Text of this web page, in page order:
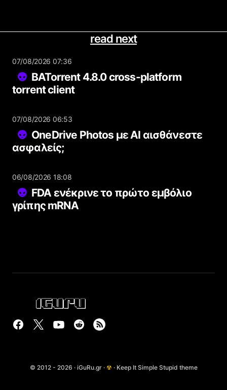
read next
07/08/2026 07:36
BATorrent 4.8.0 cross-platform
torrent client
07/08/2026 06:53
OneDrive Photos με AI αισθάνεστε
ασφαλείς;
06/08/2026 18:08
FDA ενέκρινε το πρώτο εμβόλιο
γρίπης mRNA
© 2012 - 2026 · iGuRu.gr · ☢ · Keep It Simple Stupid theme